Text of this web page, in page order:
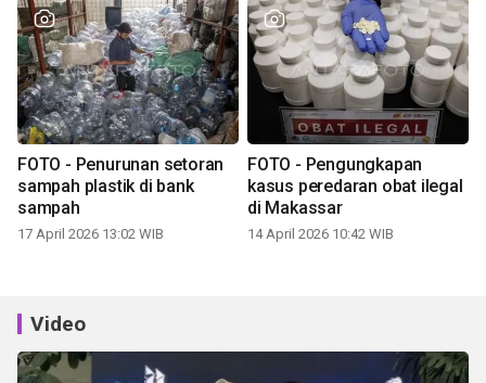
FOTO - Penurunan setoran
sampah plastik di bank
sampah
17 April 2026 13:02 WIB
FOTO - Pengungkapan
kasus peredaran obat ilegal
di Makassar
14 April 2026 10:42 WIB
Video